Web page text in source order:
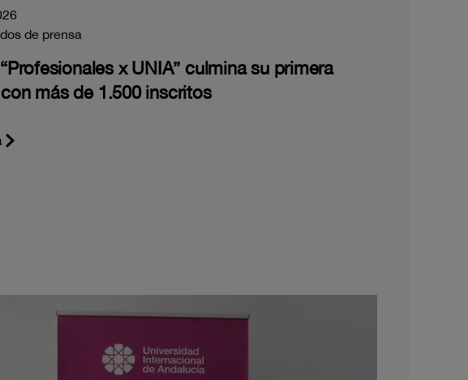
de prensa
x UNIA” culmina su primera
más de 1.500 inscritos